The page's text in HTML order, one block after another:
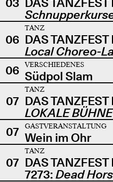
06
TANZ
DAS
Local Choreo-
06
VERSCHIEDENES
Südpol Slam
07
TANZ
DAS
LOKALE BÜHNE
07
GASTVERANSTALTUNG
Wein im Ohr
07
TANZ
DAS
7273: Dead